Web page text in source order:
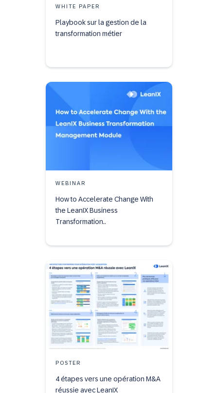
WHITE PAPER
Playbook sur la gestion de la
transformation métier
WEBINAR
How to Accelerate Change With
the LeanIX Business
Transformation..
POSTER
4 étapes vers une opération M&A
réussie avec LeanIX